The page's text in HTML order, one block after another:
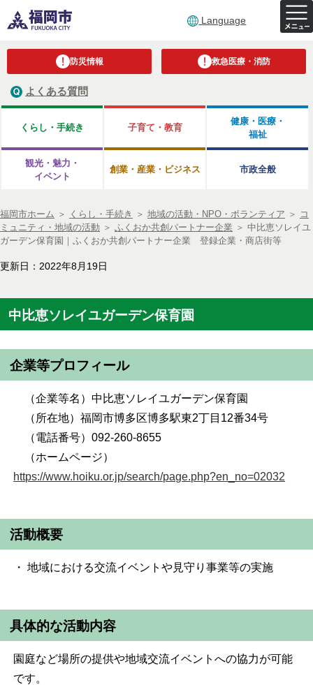
Language
防災情報 救急医療・消防
よくある質問
くらし・手続き 子育て・教育
健康・医療・
福祉
観光・魅力・
イベント
創業・産業・ビジネス 市政全般
福岡市ホーム ＞ くらし・手続き ＞ 地域の活動・NPO・ボランティア ＞ コ
ミュニティ・地域の活動 ＞ ふくおか共創パートナー企業 ＞ 中比恵ソレイユ
ガーデン保育園｜ふくおか共創パートナー企業 登録企業・商店街等
更新日：2022年8月19日
中比恵ソレイユガーデン保育園
企業等プロフィール
（企業等名）中比恵ソレイユガーデン保育園
（所在地）福岡市博多区博多駅東2丁目12番34号
（電話番号）092-260-8655
（ホームページ）
https://www.hoiku.or.jp/search/page.php?en_no=02032
活動概要
・ 地域における交流イベントや見守り事業等の実施
具体的な活動内容
園庭など場所の提供や地域交流イベントへの協力が可能
です。